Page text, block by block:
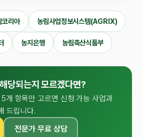
코리아 농림사업정보시스템(AGRIX)
농지은행 농림축산식품부
당되는지 모르겠다면?
5개 항목만 고르면 신청 가능 사업과
드립니다.
전문가 무료 상담